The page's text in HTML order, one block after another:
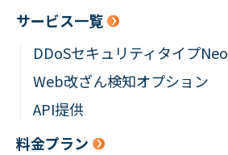
サービス一覧
DDoSセキュリティタイプNeo
Web改ざん検知オプション
API提供
料金プラン